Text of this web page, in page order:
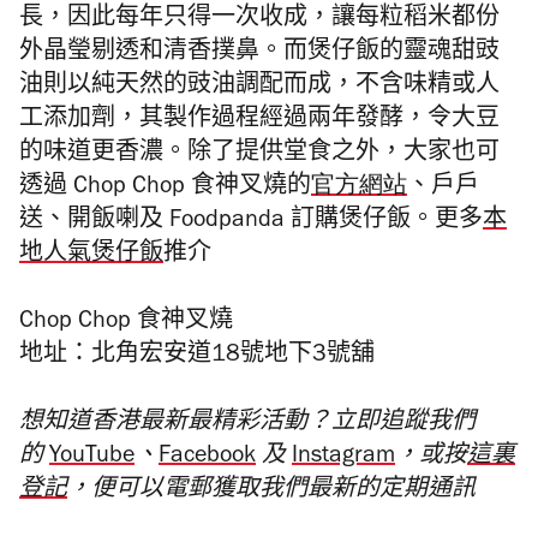
長，因此每年只得一次收成， 讓每粒稻米都份
外晶瑩剔透和清香撲鼻。而煲仔飯的靈魂甜豉
油則以純天然的豉油調配而成，不含味精或人
工添加劑，其製作過程經過兩年發酵， 令大豆
的味道更香濃。除了 提供堂食之外， 大家也 可
透過 Chop Chop 食神叉燒的官方網站 、戶戶
送、 開飯喇及 Foodpanda 訂購煲仔飯。更多本
地人氣煲仔飯推介
Chop Chop 食神叉燒
地址：北角宏安道18號地下3號舖
想知道香港最新最精彩活動？立即追蹤我們
的 YouTube 、 Facebook 及 Instagram ，或按這裏
登記，便可以電郵獲取我們最新的定期通訊